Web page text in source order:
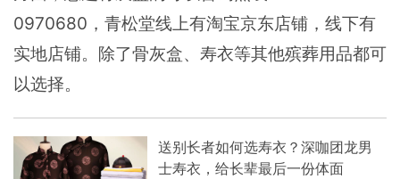
0970680，青松堂线上有淘宝京东店铺，线下有
实地店铺。除了骨灰盒、寿衣等其他殡葬用品都可
以选择。
送别长者如何选寿衣？深咖团龙男
士寿衣，给长辈最后一份体面